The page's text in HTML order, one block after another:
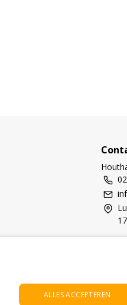
ALLES ACCEPTEREN